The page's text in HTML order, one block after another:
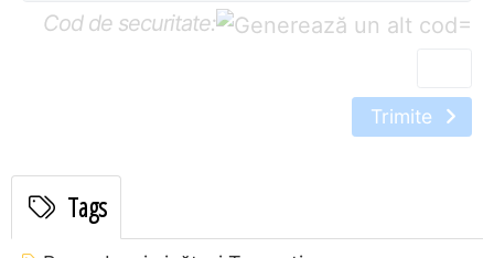
Cod de securitate: =
Trimite
Tags